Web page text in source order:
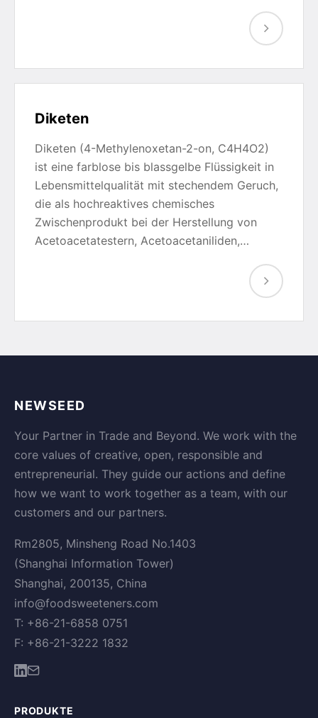
Diketen
Diketen (4-Methylenoxetan-2-on, C4H4O2)
ist eine farblose bis blassgelbe Flüssigkeit in
Lebensmittelqualität mit stechendem Geruch,
die als hochreaktives chemisches
Zwischenprodukt bei der Herstellung von
Acetoacetatestern, Acetoacetaniliden,…
NEWSEED
Your Partner in Trade and Beyond. We work with the
core values of creative, open, responsible and
entrepreneurial. They guide our actions and define
how we want to work together as a team, with our
customers and our partners.
Rm2805, Minsheng Road No.1403
(Shanghai Information Tower)
Shanghai, 200135, China
info@foodsweeteners.com
T: +86-21-6858 0751
F: +86-21-3222 1832
PRODUKTE